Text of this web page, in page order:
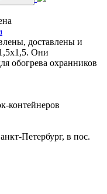
доставлены и
Они
обогрева охранников
контейнеров
Петербург, в пос.